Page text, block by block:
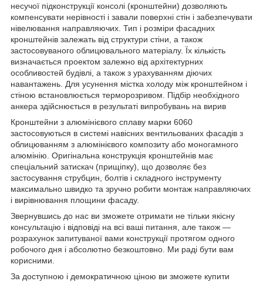
несучої підконструкції консолі (кронштейни) дозволяють
компенсувати нерівності і завали поверхні стін і забезпечувати
нівелювання направляючих. Тип і розміри фасадних
кронштейнів залежать від структури стіни, а також
застосовуваного облицювального матеріалу. Їх кількість
визначається проектом залежно від архітектурних
особливостей будівлі, а також з урахуванням діючих
навантажень. Для усунення містка холоду між кронштейном і
стіною встановлюється терморозривом. Підбір необхідного
анкера здійснюється в результаті випробувань на вирив
Кронштейни з алюмінієвого сплаву марки 6060
застосовуються в системі навісних вентильованих фасадів з
облицюванням з алюмінієвого композиту або моногамного
алюмінію. Оригінальна конструкція кронштейнів має
спеціальний затискач (прищіпку), що дозволяє без
застосування струбцин, болтів і складного інструменту
максимально швидко та зручно робити монтаж направляючих
і вирівнювання площини фасаду.
Звернувшись до нас ви зможете отримати не тільки якісну
консультацію і відповіді на всі ваші питання, але також ―
розрахунок запитуваної вами конструкції протягом одного
робочого дня і абсолютно безкоштовно. Ми раді бути вам
корисними.
За доступною і демократичною ціною ви зможете купити